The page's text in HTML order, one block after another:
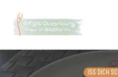
Skip
to
ISS DICH